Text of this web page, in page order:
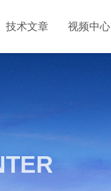
技术文章 视频中心